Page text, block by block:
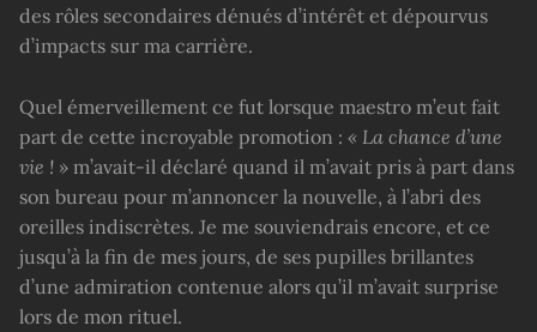
des rôles secondaires dénués d’intérêt et dépourvus
d’impacts sur ma carrière.
Quel émerveillement ce fut lorsque maestro m’eut fait
part de cette incroyable promotion : « La chance d’une
vie ! » m’avait-il déclaré quand il m’avait pris à part dans
son bureau pour m’annoncer la nouvelle, à l’abri des
oreilles indiscrètes. Je me souviendrais encore, et ce
jusqu’à la fin de mes jours, de ses pupilles brillantes
d’une admiration contenue alors qu’il m’avait surprise
lors de mon rituel.